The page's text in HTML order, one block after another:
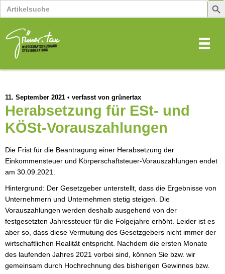
Search
for:
11. September 2021 • verfasst von grünertax
Herabsetzung für ESt- und
KÖSt-Vorauszahlungen
Die Frist für die Beantragung einer Herabsetzung der
Einkommensteuer und Körperschaftsteuer-Vorauszahlungen endet
am 30.09.2021.
Hintergrund: Der Gesetzgeber unterstellt, dass die Ergebnisse von
Unternehmern und Unternehmen stetig steigen. Die
Vorauszahlungen werden deshalb ausgehend von der
festgesetzten Jahressteuer für die Folgejahre erhöht. Leider ist es
aber so, dass diese Vermutung des Gesetzgebers nicht immer der
wirtschaftlichen Realität entspricht. Nachdem die ersten Monate
des laufenden Jahres 2021 vorbei sind, können Sie bzw. wir
gemeinsam durch Hochrechnung des bisherigen Gewinnes bzw.